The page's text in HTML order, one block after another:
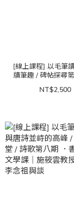
[線上課程] 以毛筆
牘筆趣 / 碑帖探尋第
NT$2,500